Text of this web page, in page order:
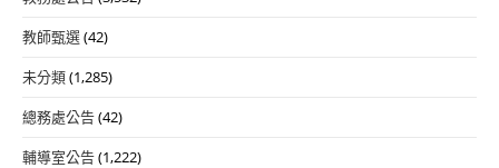
教師甄選(42)
未分類(1,285)
總務處公告(42)
輔導室公告(1,222)